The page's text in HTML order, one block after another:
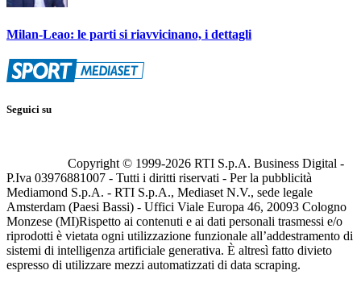
Milan-Leao: le parti si riavvicinano, i dettagli
Seguici su
Copyright © 1999-2026 RTI S.p.A. Business Digital -
P.Iva 03976881007 - Tutti i diritti riservati - Per la pubblicità
Mediamond S.p.A. - RTI S.p.A., Mediaset N.V., sede legale
Amsterdam (Paesi Bassi) - Uffici Viale Europa 46, 20093 Cologno
Monzese (MI)Rispetto ai contenuti e ai dati personali trasmessi e/o
riprodotti è vietata ogni utilizzazione funzionale all’addestramento di
sistemi di intelligenza artificiale generativa. È altresì fatto divieto
espresso di utilizzare mezzi automatizzati di data scraping.